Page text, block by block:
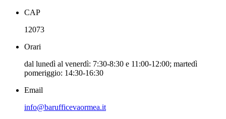
CAP
12073
Orari
dal lunedì al venerdì: 7:30-8:30 e 11:00-12:00; martedì
pomeriggio: 14:30-16:30
Email
info@barufficevaormea.it